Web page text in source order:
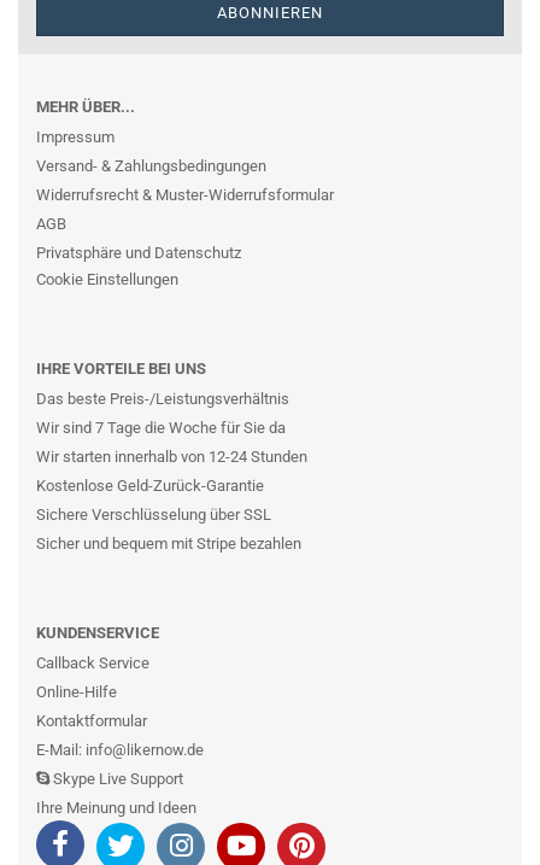
MEHR ÜBER...
Impressum
Versand- & Zahlungsbedingungen
Widerrufsrecht & Muster-Widerrufsformular
AGB
Privatsphäre und Datenschutz
Cookie Einstellungen
IHRE VORTEILE BEI UNS
Das beste Preis-/Leistungsverhältnis
Wir sind 7 Tage die Woche für Sie da
Wir starten innerhalb von 12-24 Stunden
Kostenlose Geld-Zurück-Garantie
Sichere Verschlüsselung über SSL
Sicher und bequem mit Stripe bezahlen
KUNDENSERVICE
Callback Service
Online-Hilfe
Kontaktformular
E-Mail: info@likernow.de
Skype Live Support
Ihre Meinung und Ideen